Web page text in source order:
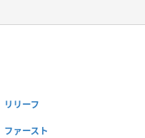
リリーフ
ファースト